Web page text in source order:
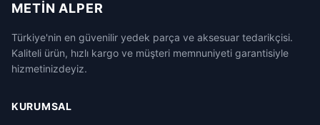
METIN ALPER
Türkiye'nin en güvenilir yedek parça ve aksesuar tedarikçisi.
Kaliteli ürün, hızlı kargo ve müşteri memnuniyeti garantisiyle
hizmetinizdeyiz.
KURUMSAL